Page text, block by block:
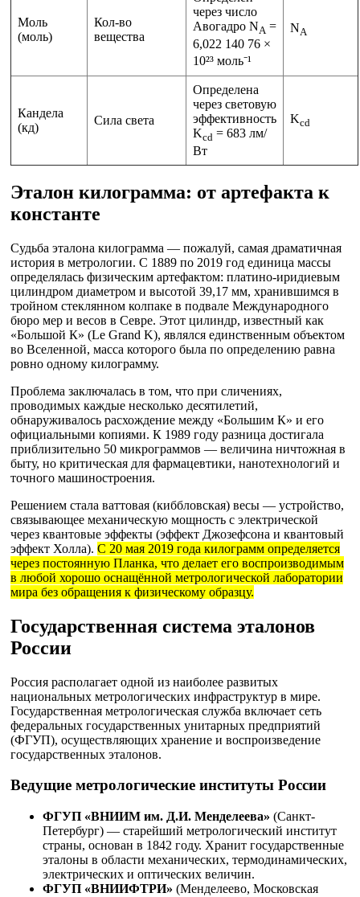
Моль
(моль)
Кол-во
вещества
через число
Авогадро NA =
6,022 140 76 ×
10²³ моль⁻¹
NA
Кандела
(кд)
Сила света
Определена
через световую
эффективность
Kcd = 683 лм/
Вт
Kcd
Эталон килограмма: от артефакта к
константе
Судьба эталона килограмма — пожалуй, самая драматичная
история в метрологии. С 1889 по 2019 год единица массы
определялась физическим артефактом: платино-иридиевым
цилиндром диаметром и высотой 39,17 мм, хранившимся в
тройном стеклянном колпаке в подвале Международного
бюро мер и весов в Севре. Этот цилиндр, известный как
«Большой К» (Le Grand K), являлся единственным объектом
во Вселенной, масса которого была по определению равна
ровно одному килограмму.
Проблема заключалась в том, что при сличениях,
проводимых каждые несколько десятилетий,
обнаруживалось расхождение между «Большим К» и его
официальными копиями. К 1989 году разница достигала
приблизительно 50 микрограммов — величина ничтожная в
быту, но критическая для фармацевтики, нанотехнологий и
точного машиностроения.
Решением стала ваттовая (киббловская) весы — устройство,
связывающее механическую мощность с электрической
через квантовые эффекты (эффект Джозефсона и квантовый
эффект Холла). С 20 мая 2019 года килограмм определяется
через постоянную Планка, что делает его воспроизводимым
в любой хорошо оснащённой метрологической лаборатории
мира без обращения к физическому образцу.
Государственная система эталонов
России
Россия располагает одной из наиболее развитых
национальных метрологических инфраструктур в мире.
Государственная метрологическая служба включает сеть
федеральных государственных унитарных предприятий
(ФГУП), осуществляющих хранение и воспроизведение
государственных эталонов.
Ведущие метрологические институты России
ФГУП «ВНИИМ им. Д.И. Менделеева» (Санкт-
Петербург) — старейший метрологический институт
страны, основан в 1842 году. Хранит государственные
эталоны в области механических, термодинамических,
электрических и оптических величин.
ФГУП «ВНИИФТРИ» (Менделеево, Московская